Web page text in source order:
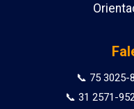
📞 75 3025-
📞 31 2571-